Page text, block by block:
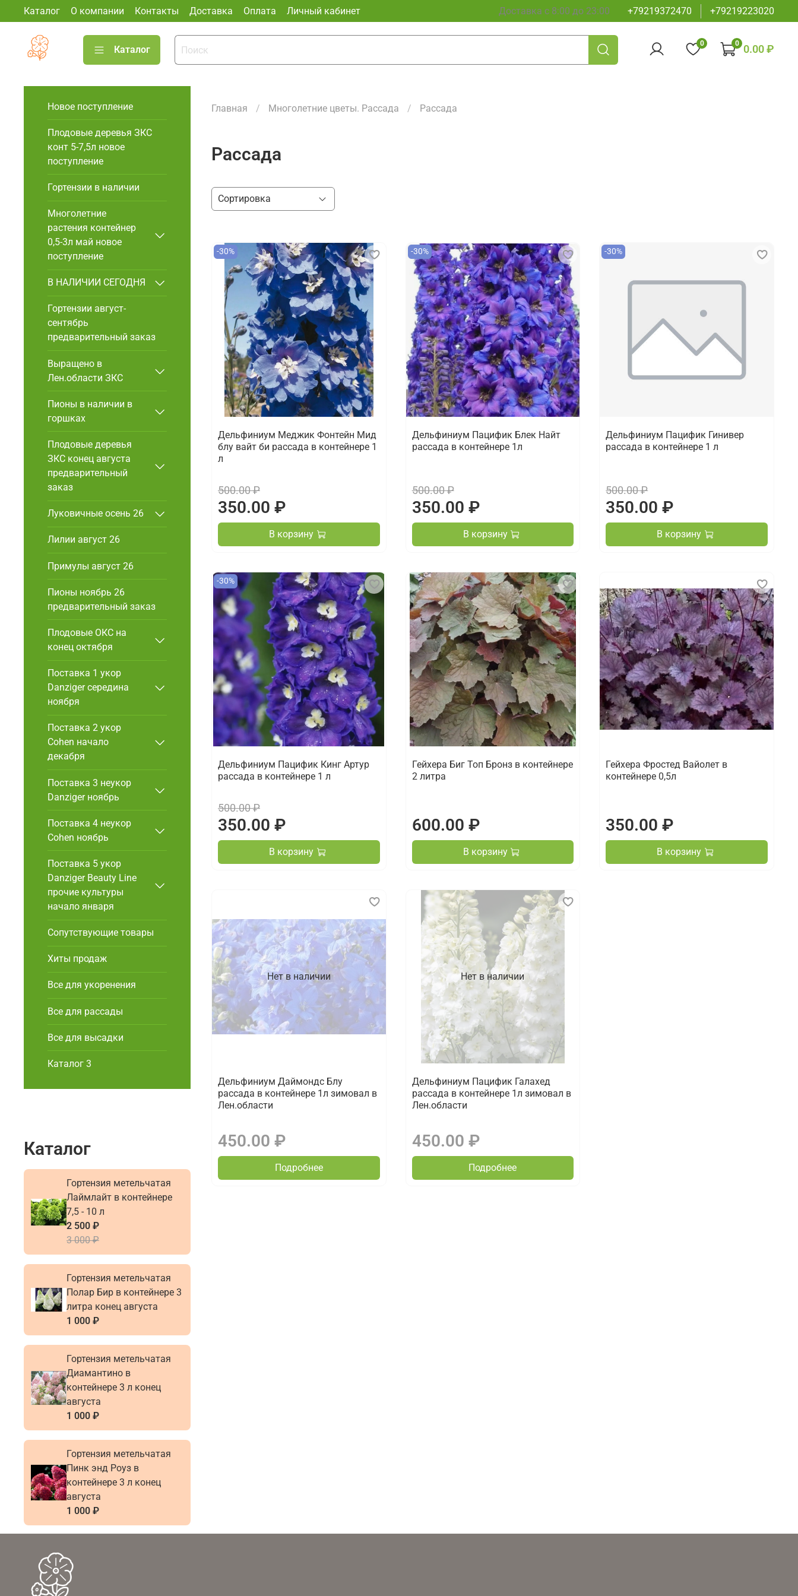
Каталог О компании Контакты Доставка Оплата Личный кабинет Доставка с 8:00 до 23:00 +79219372470 +79219223020
Каталог
0 0 0.00 ₽
Главная Многолетние цветы. Рассада Рассада
Рассада
-30%
Дельфиниум Меджик Фонтейн Мид
блу вайт би рассада в контейнере 1
л
500.00 ₽
350.00 ₽
В корзину
-30%
Дельфиниум Пацифик Блек Найт
рассада в контейнере 1л
500.00 ₽
350.00 ₽
В корзину
-30%
Дельфиниум Пацифик Гинивер
рассада в контейнере 1 л
500.00 ₽
350.00 ₽
В корзину
-30%
Дельфиниум Пацифик Кинг Артур
рассада в контейнере 1 л
500.00 ₽
350.00 ₽
В корзину
Гейхера Биг Топ Бронз в контейнере
2 литра
600.00 ₽
В корзину
Гейхера Фростед Вайолет в
контейнере 0,5л
350.00 ₽
В корзину
Нет в наличии
Дельфиниум Даймондс Блу
рассада в контейнере 1л зимовал в
Лен.области
450.00 ₽
Подробнее
Нет в наличии
Дельфиниум Пацифик Галахед
рассада в контейнере 1л зимовал в
Лен.области
450.00 ₽
Подробнее
Новое поступление
Плодовые деревья ЗКС
конт 5-7,5л новое
поступление
Гортензии в наличии
Многолетние
растения контейнер
0,5-3л май новое
поступление
В НАЛИЧИИ СЕГОДНЯ
Гортензии август-
сентябрь
предварительный заказ
Выращено в
Лен.области ЗКС
Пионы в наличии в
горшках
Плодовые деревья
ЗКС конец августа
предварительный
заказ
Луковичные осень 26
Лилии август 26
Примулы август 26
Пионы ноябрь 26
предварительный заказ
Плодовые ОКС на
конец октября
Поставка 1 укор
Danziger cередина
ноября
Поставка 2 укор
Cohen начало
декабря
Поставка 3 неукор
Danziger ноябрь
Поставка 4 неукор
Cohen ноябрь
Поставка 5 укор
Danziger Beauty Line
прочие культуры
начало января
Сопутствующие товары
Хиты продаж
Все для укоренения
Все для рассады
Все для высадки
Каталог 3
Каталог
Гортензия метельчатая
Лаймлайт в контейнере
7,5 - 10 л
2 500 ₽
3 000 ₽
Гортензия метельчатая
Полар Бир в контейнере 3
литра конец августа
1 000 ₽
Гортензия метельчатая
Диамантино в
контейнере 3 л конец
августа
1 000 ₽
Гортензия метельчатая
Пинк энд Роуз в
контейнере 3 л конец
августа
1 000 ₽